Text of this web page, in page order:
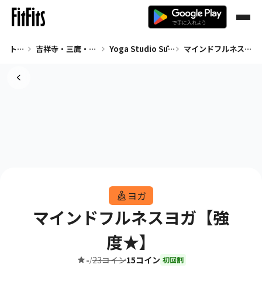
トップ 吉祥寺・三鷹・武蔵境 ヨガ Yoga Studio Sūtra 吉祥寺店 マインドフルネスヨガ【強度★】
ヨガ
マインドフルネスヨガ【強
度★】
-/23コイン15コイン 初回割